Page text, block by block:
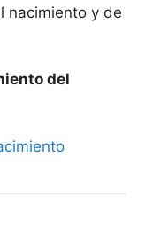
nacimiento y de
del